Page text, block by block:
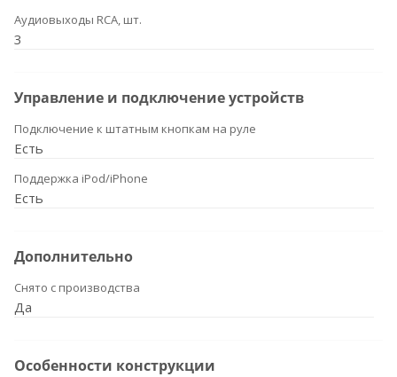
Аудиовыходы RCA, шт.
3
Управление и подключение устройств
Подключение к штатным кнопкам на руле
Есть
Поддержка iPod/iPhone
Есть
Дополнительно
Снято с производства
Да
Особенности конструкции